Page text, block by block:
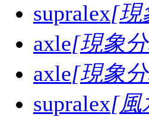
supralex[現
axle[現象
axle[現象
supralex[風